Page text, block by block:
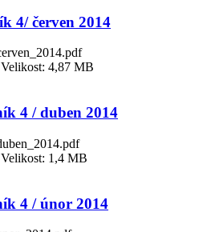
4/ červen 2014
4,87 MB
4 / duben 2014
1,4 MB
4 / únor 2014